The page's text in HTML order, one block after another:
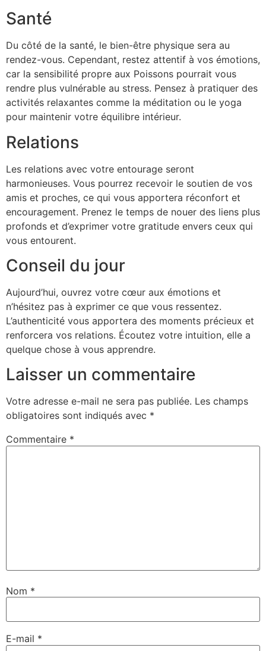
Santé
Du côté de la santé, le bien-être physique sera au
rendez-vous. Cependant, restez attentif à vos émotions,
car la sensibilité propre aux Poissons pourrait vous
rendre plus vulnérable au stress. Pensez à pratiquer des
activités relaxantes comme la méditation ou le yoga
pour maintenir votre équilibre intérieur.
Relations
Les relations avec votre entourage seront
harmonieuses. Vous pourrez recevoir le soutien de vos
amis et proches, ce qui vous apportera réconfort et
encouragement. Prenez le temps de nouer des liens plus
profonds et d’exprimer votre gratitude envers ceux qui
vous entourent.
Conseil du jour
Aujourd’hui, ouvrez votre cœur aux émotions et
n’hésitez pas à exprimer ce que vous ressentez.
L’authenticité vous apportera des moments précieux et
renforcera vos relations. Écoutez votre intuition, elle a
quelque chose à vous apprendre.
Laisser un commentaire
Votre adresse e-mail ne sera pas publiée. Les champs
obligatoires sont indiqués avec *
Commentaire *
Nom *
E-mail *